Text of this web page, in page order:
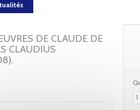
DE CLAUDE DE
CLAUDIUS